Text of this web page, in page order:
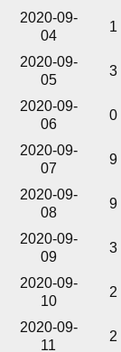
2020-09-
04
1
2020-09-
05
3
2020-09-
06
0
2020-09-
07
9
2020-09-
08
9
2020-09-
09
3
2020-09-
10
2
2020-09-
11
2